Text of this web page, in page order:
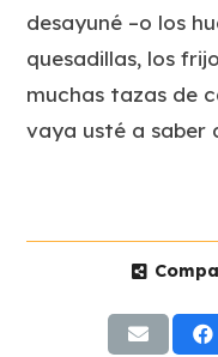
desayuné –o los
quesadillas, los
muchas tazas de
vaya usté a saber